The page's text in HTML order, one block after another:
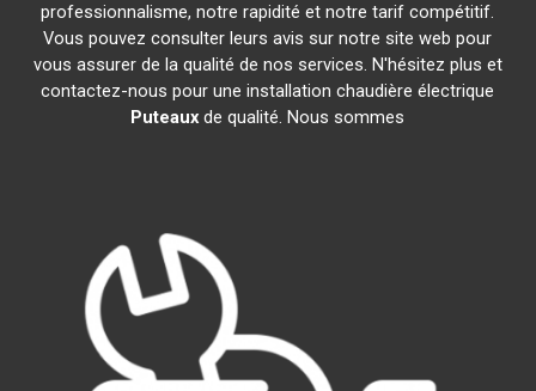
professionnalisme, notre rapidité et notre tarif compétitif.
Vous pouvez consulter leurs avis sur notre site web pour
vous assurer de la qualité de nos services. N'hésitez plus et
contactez-nous pour une installation chaudière électrique
Puteaux de qualité. Nous sommes